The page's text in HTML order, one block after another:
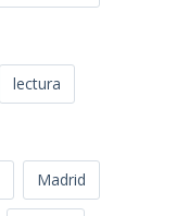
lectura
Madrid